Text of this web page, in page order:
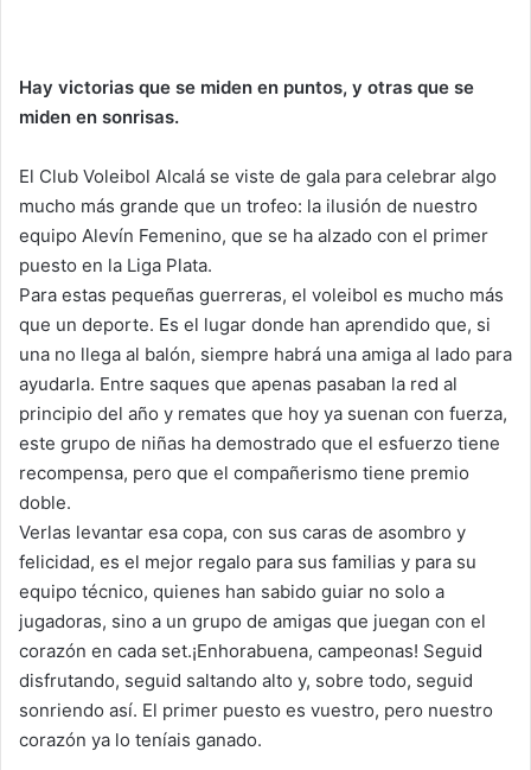
k
Hay victorias que se miden en puntos, y otras que se
miden en sonrisas.
El Club Voleibol Alcalá se viste de gala para celebrar algo
mucho más grande que un trofeo: la ilusión de nuestro
equipo Alevín Femenino, que se ha alzado con el primer
puesto en la Liga Plata.
Para estas pequeñas guerreras, el voleibol es mucho más
que un deporte. Es el lugar donde han aprendido que, si
una no llega al balón, siempre habrá una amiga al lado para
ayudarla. Entre saques que apenas pasaban la red al
principio del año y remates que hoy ya suenan con fuerza,
este grupo de niñas ha demostrado que el esfuerzo tiene
recompensa, pero que el compañerismo tiene premio
doble.
Verlas levantar esa copa, con sus caras de asombro y
felicidad, es el mejor regalo para sus familias y para su
equipo técnico, quienes han sabido guiar no solo a
jugadoras, sino a un grupo de amigas que juegan con el
corazón en cada set.¡Enhorabuena, campeonas! Seguid
disfrutando, seguid saltando alto y, sobre todo, seguid
sonriendo así. El primer puesto es vuestro, pero nuestro
corazón ya lo teníais ganado.